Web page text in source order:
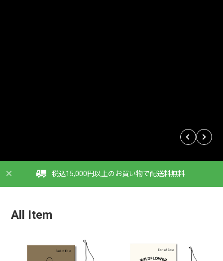
税込15,000円以上のお買い物で配送料無料
All Item